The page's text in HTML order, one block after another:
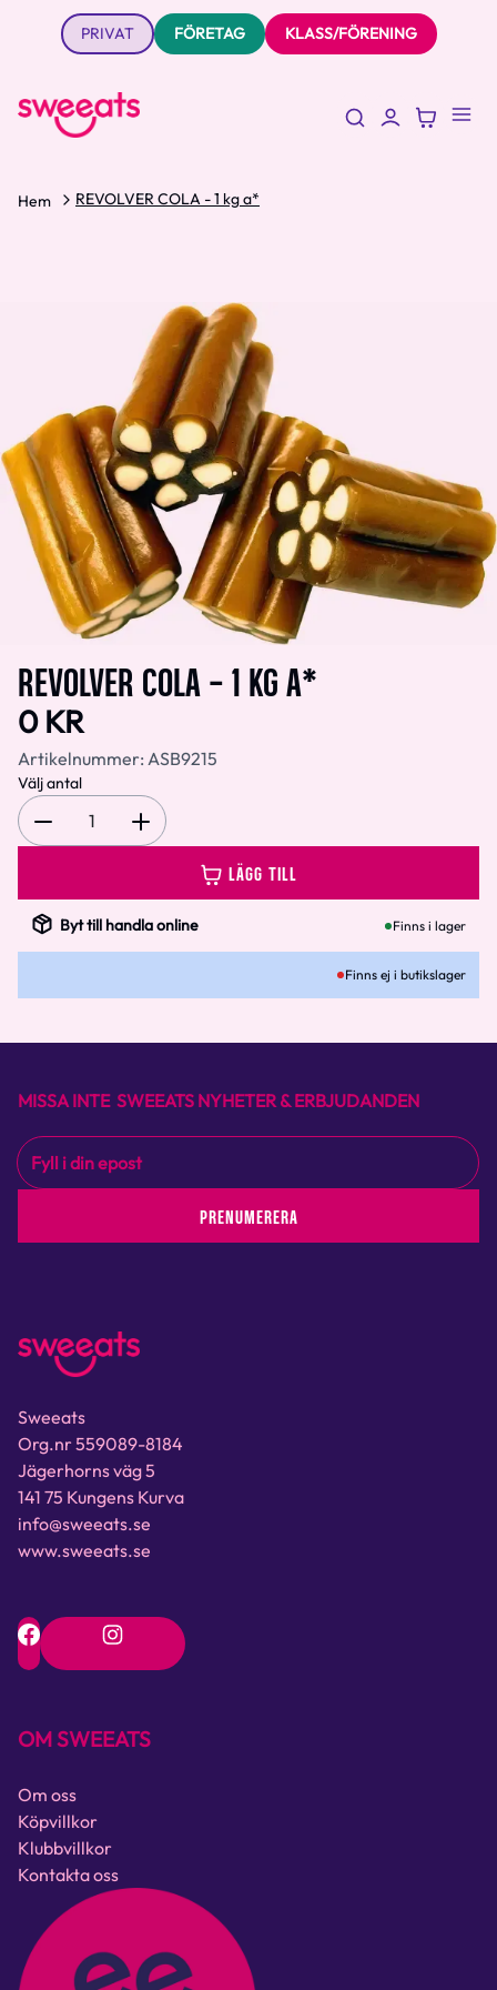
PRIVAT FÖRETAG KLASS/FÖRENING
Hem REVOLVER COLA - 1 kg a*
REVOLVER COLA - 1 KG A*
0 KR
Artikelnummer: ASB9215
Välj antal
1
LÄGG TILL
Byt till handla online Finns i lager
Finns ej i butikslager
MISSA INTE SWEEATS NYHETER & ERBJUDANDEN
PRENUMERERA
Sweeats
Org.nr 559089-8184
Jägerhorns väg 5
141 75 Kungens Kurva
info@sweeats.se
www.sweeats.se
OM SWEEATS
Om oss
Köpvillkor
Klubbvillkor
Kontakta oss